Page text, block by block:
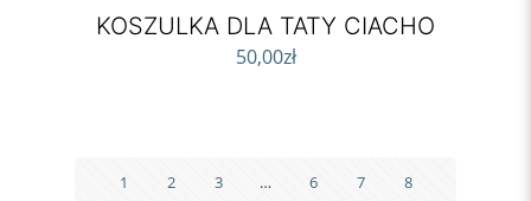
KOSZULKA DLA TATY CIACHO
50,00zł
1 2 3 … 6 7
8